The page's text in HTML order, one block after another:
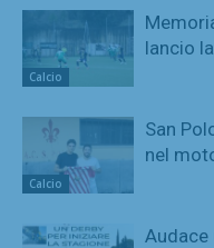
Calcio
lancio
Calcio
San
nel
Audace